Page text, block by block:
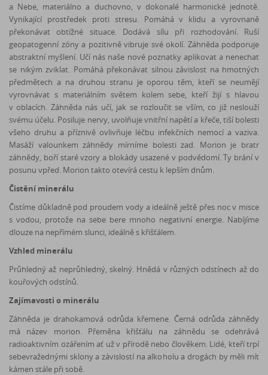
a Nebe, materiálno a duchovno, v dokonalé harmonické jednotě.
Vynikající prostředek proti stresu. Pomáhá v klidu a vyrovnaně
překonávat obtížné situace. Dodává sílu při rozhodování. Ruší
geopatogenní zóny a pozitivně vibruje své okolí. Záhněda podporuje
abstraktní myšlení. Učí nás naše nové poznatky aplikovat a nenechat
se nikým zviklat. Pomáhá překonávat silnou závislost na hmotných
předmětech a na druhou stranu je oporou těm, kteří se neumějí
vyrovnávat s materiálním světem kolem sebe, kteří žijí s hlavou
v oblacích. Záhněda nás učí, jak se rozloučit se vším, co již neslouží
svému účelu. Posiluje nervy, uvolňuje vnitřní napětí a křeče, tiší bolesti
všeho druhu a příznivě ovlivňuje léčbu infekčních nemocí a vaziva.
Masáží valounkem záhnědy mírníme bolesti zad. Morion je bratr
záhnědy, boří staré vzory a blokády usazené v podvědomí. Ty brání v
posunu vpřed. Morion takto otevírá cestu k lepším dnům.
Čistění minerálu
Čistíme důkladně pod proudem vody a ideálně ještě přes noc v misce
s vodou, protože na sebe bere mnoho negativní energie. Nabíjíme
dlouze na nepřímém slunci, ideálně s křišťálem.
Vzhled minerálu
Průhledný až neprůhledný, skelný. Hnědá v různých odstínech až do
kouřových odstínů.
Zajímavosti o minerálu
Záhněda je drahokamová odrůda křemene. Černá odrůda záhnědy
má název morion. Přeměna křišťálu na záhnědu se odehrává
radioaktivním ozářením ať už v přírodě nebo člověkem. Lidé, kteří trpí
sebevražednými sklony a závislostí na alkoholu a drogách by měli mít
kámen stále při sobě.